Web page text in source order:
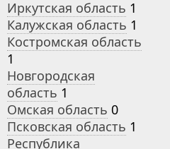
Иркутская область 1
Калужская область 1
Костромская область
1
Новгородская
область 1
Омская область 0
Псковская область 1
Республика